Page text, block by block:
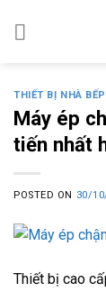
THIẾT BỊ NHÀ BẾP
Máy ép
tiến nhất
POSTED ON 30/
Thiết bị cao